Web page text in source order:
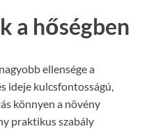
a hőségben
ellensége a
ideje kulcsfontosságú,
könnyen a növény
praktikus szabály